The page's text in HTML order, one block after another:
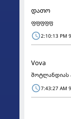
დათო
ფფფფფ
2:10:13 PM
Vova
შოტლანდიას
7:43:27 AM